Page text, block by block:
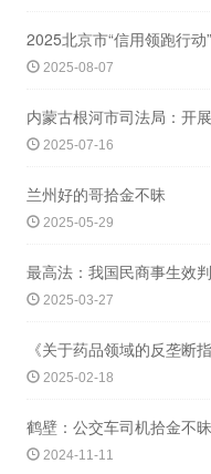
2025北京市“信用领跑行动
2025-08-07
内蒙古根河市司法局：开
2025-07-16
兰州好的哥拾金不昧
2025-05-29
最高法：我国民商事生效
2025-03-27
2025-02-18
鹤壁：公交车司机拾金不
2024-11-11